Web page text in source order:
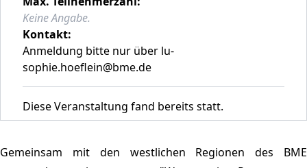
Keine Angabe.
Kontakt:
Anmeldung bitte nur über lu-
sophie.hoeflein@bme.de
Diese Veranstaltung fand bereits statt.
Gemeinsam mit den westlichen Regionen des BME